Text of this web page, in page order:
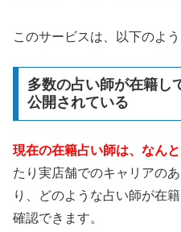
このサービスは、以下のよ
多数の占い師が在籍し
公開されている
現在の在籍占い師は、なん
たり実店舗でのキャリアの
り、どのような占い師が在
確認できます。